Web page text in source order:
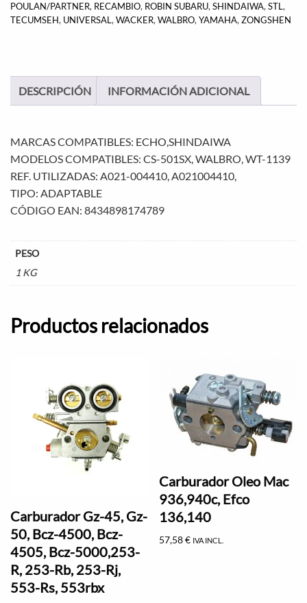
POULAN/PARTNER, RECAMBIO, ROBIN SUBARU, SHINDAIWA, STL,
TECUMSEH, UNIVERSAL, WACKER, WALBRO, YAMAHA, ZONGSHEN
DESCRIPCIÓN INFORMACIÓN ADICIONAL
MARCAS COMPATIBLES: ECHO,SHINDAIWA
MODELOS COMPATIBLES: CS-501SX, WALBRO, WT-1139
REF. UTILIZADAS: A021-004410, A021004410,
TIPO: ADAPTABLE
CÓDIGO EAN: 8434898174789
PESO
1 KG
Productos relacionados
Carburador Gz-45, Gz-
50, Bcz-4500, Bcz-
4505, Bcz-5000,253-
R, 253-Rb, 253-Rj,
553-Rs, 553rbx
Carburador Oleo Mac
936,940c, Efco
136,140
57,58€ IVA INCL.